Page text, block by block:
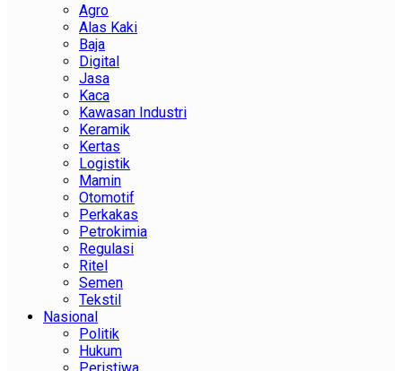
Agro
Alas Kaki
Baja
Digital
Jasa
Kaca
Kawasan Industri
Keramik
Kertas
Logistik
Mamin
Otomotif
Perkakas
Petrokimia
Regulasi
Ritel
Semen
Tekstil
Nasional
Politik
Hukum